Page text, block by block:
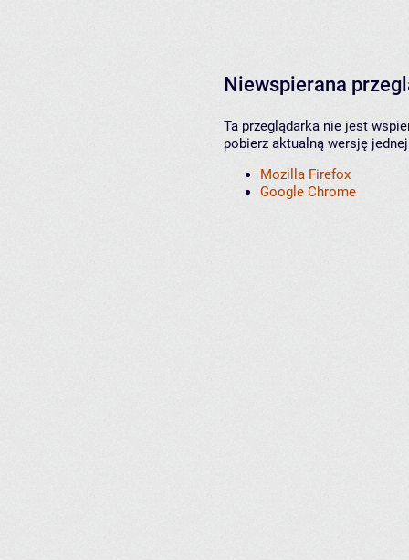
Niewspierana
Ta przeglądarka nie jest
pobierz aktualną wersję
Mozilla Firefox
Google Chrome